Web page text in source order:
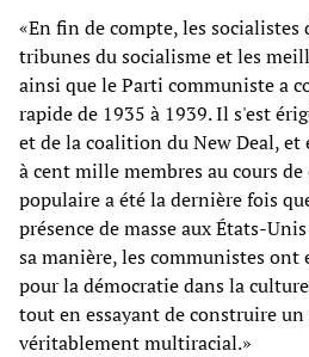
«En fin de compte, les
tribunes du socialisme et les
ainsi que le Parti communiste a
rapide de 1935 à 1939. Il s'est
et de la coalition du New Deal, et
à cent mille membres au cours
populaire a été la dernière fois
présence de masse aux États-
sa manière, les communistes
pour la démocratie dans la
tout en essayant de construire
véritablement multiracial.»